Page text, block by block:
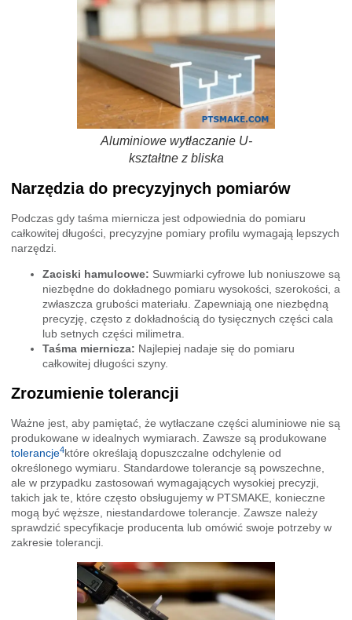
Aluminiowe wytłaczanie U-
kształtne z bliska
Narzędzia do precyzyjnych pomiarów
Podczas gdy taśma miernicza jest odpowiednia do pomiaru
całkowitej długości, precyzyjne pomiary profilu wymagają lepszych
narzędzi.
Zaciski hamulcowe: Suwmiarki cyfrowe lub noniuszowe są
niezbędne do dokładnego pomiaru wysokości, szerokości, a
zwłaszcza grubości materiału. Zapewniają one niezbędną
precyzję, często z dokładnością do tysięcznych części cala
lub setnych części milimetra.
Taśma miernicza: Najlepiej nadaje się do pomiaru
całkowitej długości szyny.
Zrozumienie tolerancji
Ważne jest, aby pamiętać, że wytłaczane części aluminiowe nie są
produkowane w idealnych wymiarach. Zawsze są produkowane
tolerancje4które określają dopuszczalne odchylenie od
określonego wymiaru. Standardowe tolerancje są powszechne,
ale w przypadku zastosowań wymagających wysokiej precyzji,
takich jak te, które często obsługujemy w PTSMAKE, konieczne
mogą być węższe, niestandardowe tolerancje. Zawsze należy
sprawdzić specyfikacje producenta lub omówić swoje potrzeby w
zakresie tolerancji.